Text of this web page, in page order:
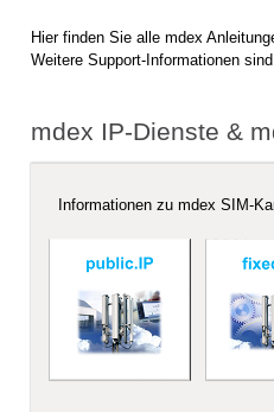
Hier finden Sie alle mdex
Weitere Support-Informationen
mdex IP-Dienste &
Informationen zu mdex SIM-